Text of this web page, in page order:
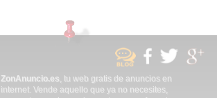
ZonAnuncio.es, tu web gratis de anuncios en
internet. Vende aquello que ya no necesites,